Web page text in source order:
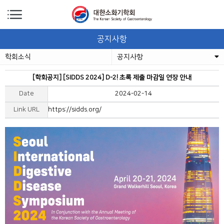
공지사항
학회소식 공지사항
[학회공지] [SIDDS 2024] D-2! 초록 제출 마감일 연장 안내
Date 2024-02-14
Link URL https://sidds.org/